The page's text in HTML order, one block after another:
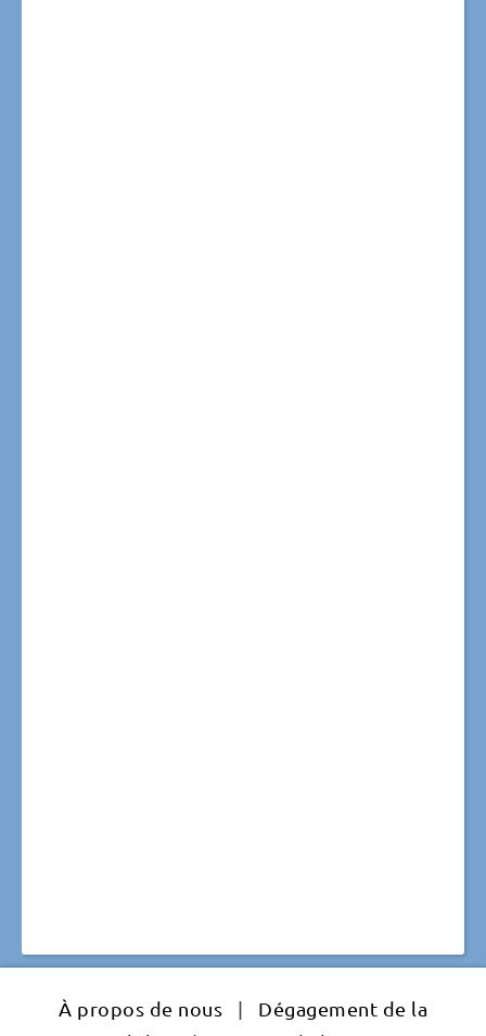
À propos de nous |
Dégagement de la